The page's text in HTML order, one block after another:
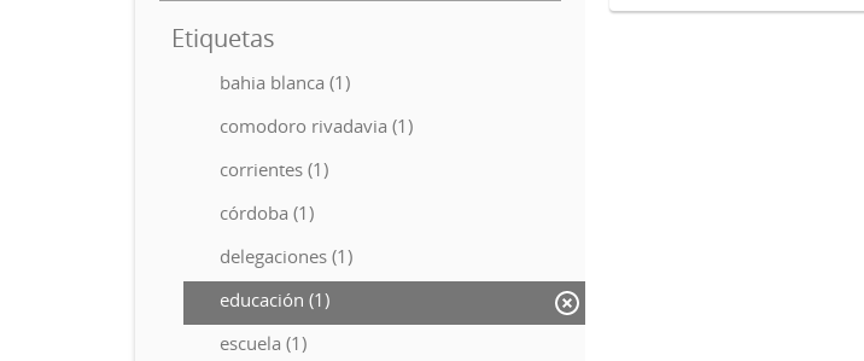
Etiquetas
bahia blanca (1)
comodoro rivadavia (1)
corrientes (1)
córdoba (1)
delegaciones (1)
educación (1)
escuela (1)